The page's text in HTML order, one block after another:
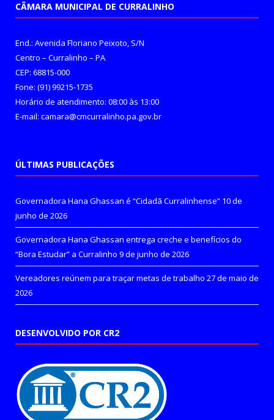
CÂMARA MUNICIPAL DE CURRALINHO
End.: Avenida Floriano Peixoto, S/N
Centro – Curralinho – PA
CEP: 68815-000
Fone: (91) 99215-1735
Horário de atendimento: 08:00 às 13:00
E-mail: camara@cmcurralinho.pa.gov.br
ÚLTIMAS PUBLICAÇÕES
Governadora Hana Ghassan é “Cidadã Curralinhense” 10 de
junho de 2026
Governadora Hana Ghassan entrega creche e benefícios do
“Bora Estudar” a Curralinho 9 de junho de 2026
Vereadores reúnem para traçar metas de trabalho 27 de maio de
2026
DESENVOLVIDO POR CR2